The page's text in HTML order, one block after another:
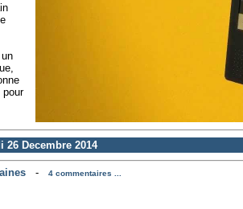
26 Decembre 2014
-
4 commentaires ...